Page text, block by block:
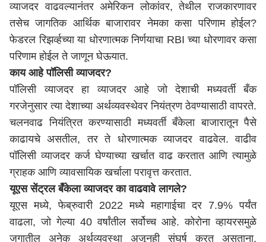
व्याजदर वाढवल्यानंतर अमेरिकन लोकांवर, तेथील राजकारणावर
तसेच जागतिक आर्थिक बाजारावर नेमका कसा परिणाम होईल?
फेडरल रिझर्व्हच्या या धोरणात्मक निर्णयाचा RBI च्या धोरणावर कसा
परिणाम होईल ते जाणून घेऊयात.
काय आहे पॉलिसी व्याजदर?
पॉलिसी व्याजदर हा व्याजदर आहे जो देशाची मध्यवर्ती बँक
गरजेनुसार त्या देशाच्या अर्थव्यवस्थेवर नियंत्रण ठेवण्यासाठी वापरते.
चलनवाढ नियंत्रित करण्यासाठी मध्यवर्ती बँकेला बाजारातून पैसे
काढायचे असतील, तर ते धोरणात्मक व्याजदर वाढवेल. वाढीव
पॉलिसी व्याजदर कर्ज घेण्याच्या खर्चात वाढ करतात आणि त्यामुळे
ग्राहक आणि व्यावसायिक खर्चाला परावृत्त करतात.
यूएस सेंट्रल बँकेला व्याजदर का वाढवावे लागले?
यूएस मध्ये, फेब्रुवारी 2022 मध्ये महागाईचा दर 7.9% पर्यंत
वाढला, जो गेल्या 40 वर्षांतील सर्वोच्च आहे. कोरोना व्हायरसमुळे
जगातील अनेक अर्थव्यवस्था अजूनही संघर्ष करत असताना,